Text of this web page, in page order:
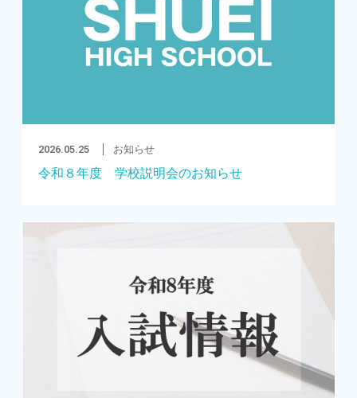
2026.05.25 お知らせ
令和８年度 学校説明会のお知らせ